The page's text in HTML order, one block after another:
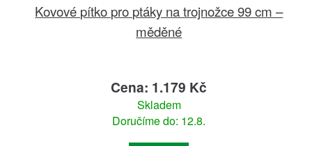
Kovové pítko pro ptáky na trojnožce 99 cm –
měděné
Cena: 1.179 Kč
Skladem
Doručíme do: 12.8.